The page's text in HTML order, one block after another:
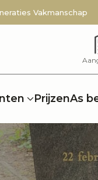
Vakmanschap
PrijzenAs